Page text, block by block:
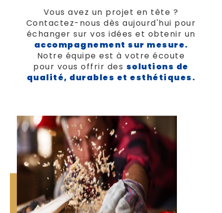
Vous avez un projet en tête ?
Contactez-nous dès aujourd'hui pour
échanger sur vos idées et obtenir un
accompagnement sur mesure.
Notre équipe est à votre écoute
pour vous offrir des solutions de
qualité, durables et esthétiques.